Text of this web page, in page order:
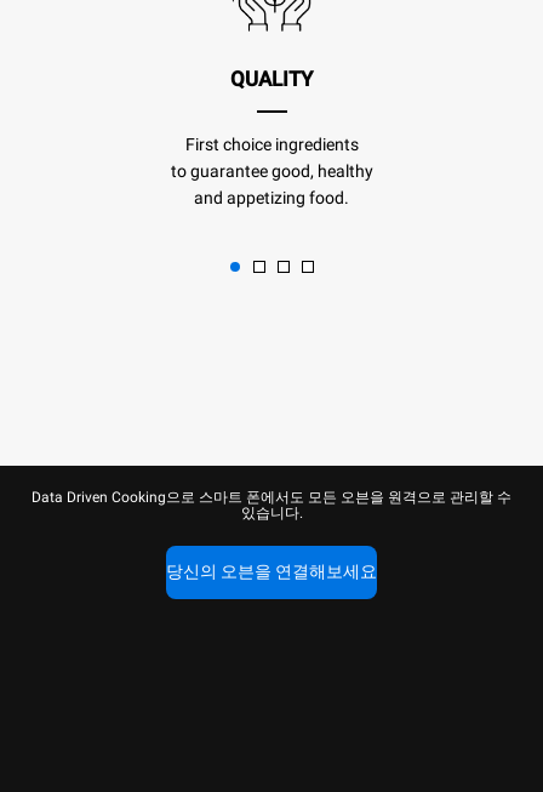
QUALITY
First choice ingredients
to guarantee good, healthy
and appetizing food.
Data Driven Cooking으로 스마트 폰에서도 모든 오븐을 원격으로 관리할 수
있습니다.
당신의 오븐을 연결해보세요